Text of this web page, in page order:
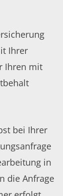
Ihrer
Ihren mit
bei Ihrer
in
die Anfrage